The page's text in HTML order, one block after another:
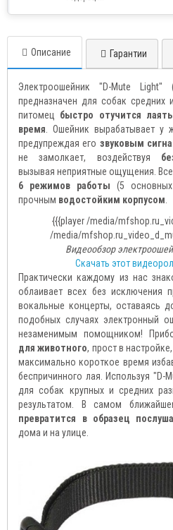
Описание Гарантии
Электроошейник "D-Mute Light"
предназначен для собак
питомец быстро отучится
время . Ошейник вырабатывает у
предупреждая его звуковым
не замолкает, воздействуя
вызывая неприятные ощущения.
6 режимов работы (5
прочным водостойким корпусом
{{{player /media/
/media/
Видеообзор
Скачать этот
Практически каждому из нас
облаивает всех без исключения
вокальные концерты, оставаясь
подобных случаях электронный
незаменимым помощником!
для животного, прост в
максимально короткое время
беспричинного лая. Используя "D-
для собак крупных и средних
результатом. В самом
превратится в образец
дома и на улице.